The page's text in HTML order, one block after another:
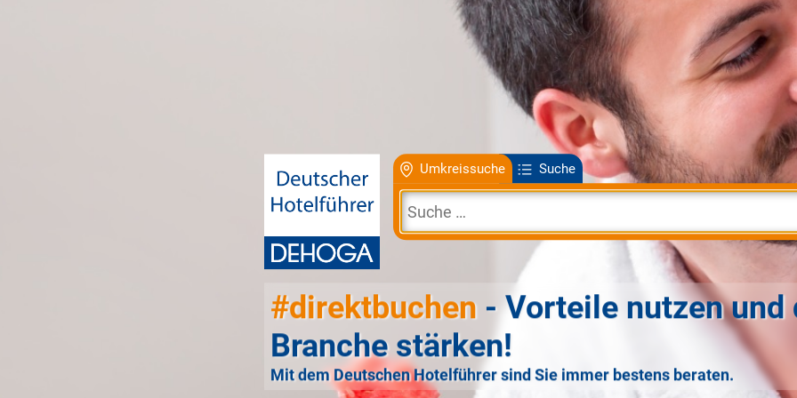
Umkreissuche Suche
#direktbuchen - Vorteile nutzen und
Branche stärken!
Mit dem Deutschen Hotelführer sind Sie immer bestens beraten.